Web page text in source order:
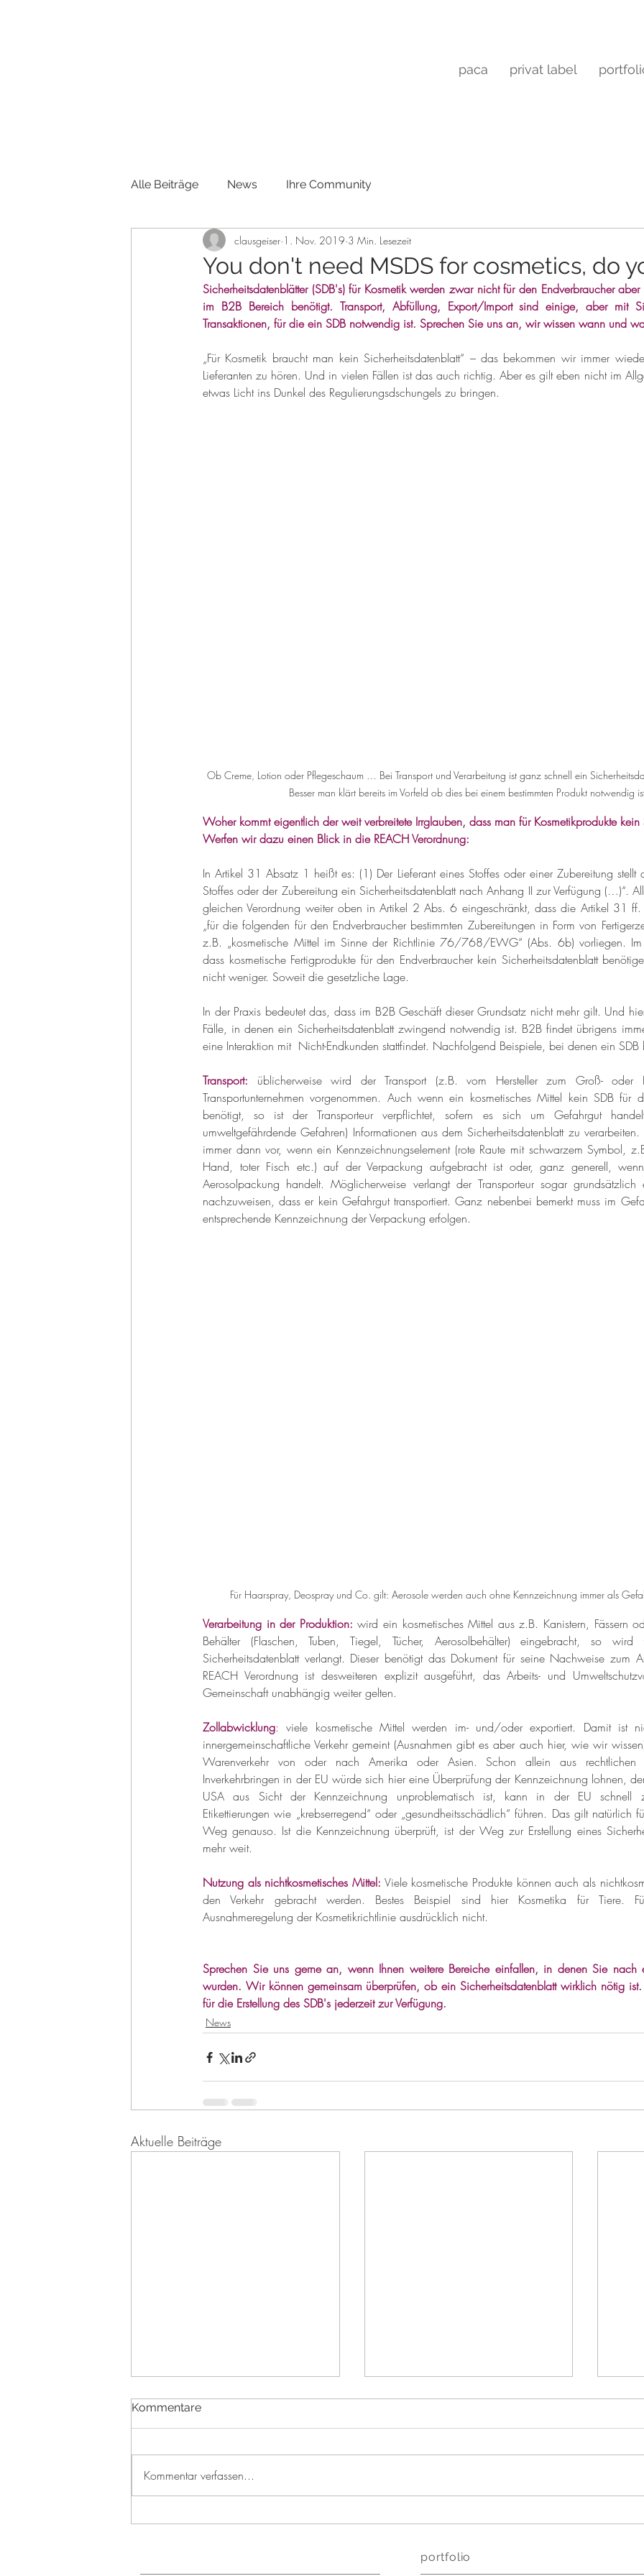
paca privat label
Alle Beiträge News Ihre Community
You don't need MSDS for cosmetics, do
clausgeiser 1. Nov. 2019 3 Min. Lesezeit
Sicherheitsdatenblätter (SDB's) für Kosmetik werden zwar nicht für den Endverbraucher
im B2B Bereich benötigt. Transport, Abfüllung, Export/Import sind einige, aber mit
Transaktionen, für die ein SDB notwendig ist. Sprechen Sie uns an, wir wissen wann und
„Für Kosmetik braucht man kein Sicherheitsdatenblatt“ – das bekommen wir immer
Lieferanten zu hören. Und in vielen Fällen ist das auch richtig. Aber es gilt eben nicht im
etwas Licht ins Dunkel des Regulierungsdschungels zu bringen.
Ob Creme, Lotion oder Pflegeschaum … Bei Transport und Verarbeitung ist ganz schnell ein
Besser man klärt bereits im Vorfeld ob dies bei einem bestimmten Produkt notwendig
Woher kommt eigentlich der weit verbreitete Irrglauben, dass man für Kosmetikprodukte kein
Werfen wir dazu einen Blick in die REACH Verordnung:
In Artikel 31 Absatz 1 heißt es: (1) Der Lieferant eines Stoffes oder einer Zubereitung stellt
Stoffes oder der Zubereitung ein Sicherheitsdatenblatt nach Anhang II zur Verfügung (…)“.
gleichen Verordnung weiter oben in Artikel 2 Abs. 6 eingeschränkt, dass die Artikel 31
„für die folgenden für den Endverbraucher bestimmten Zubereitungen in Form von
z.B. „kosmetische Mittel im Sinne der Richtlinie 76/768/EWG“ (Abs. 6b) vorliegen. Im
dass kosmetische Fertigprodukte für den Endverbraucher kein Sicherheits­daten­blatt
nicht weniger. Soweit die gesetzliche Lage.
In der Praxis bedeutet das, dass im B2B Geschäft dieser Grundsatz nicht mehr gilt. Und
Fälle, in denen ein Sicherheitsdatenblatt zwingend notwendig ist. B2B findet übrigens
eine Interaktion mit  Nicht-Endkunden stattfindet. Nachfolgend Beispiele, bei denen ein
Transport:
üblicherweise wird der Transport (z.B. vom Hersteller zum Groß- oder
Transportunternehmen vorgenommen. Auch wenn ein kosmetisches Mittel kein SDB für
benötigt, so ist der Transporteur verpflichtet, sofern es sich um Gefahrgut
umweltgefährdende Gefahren) Informationen aus dem Sicherheitsdatenblatt zu
immer dann vor, wenn ein Kennzeichnungselement (rote Raute mit schwarzem Symbol,
Hand, toter Fisch etc.) auf der Verpackung aufgebracht ist oder, ganz generell,
Aerosolpackung handelt. Möglicherweise verlangt der Transporteur sogar
nachzuweisen, dass er kein Gefahrgut transportiert. Ganz nebenbei bemerkt muss im
entsprechende Kennzeichnung der Verpackung erfolgen.
Für Haarspray, Deospray und Co. gilt: Aerosole werden auch ohne Kennzeichnung immer als
Verarbeitung in der Produktion: wird ein kosmetisches Mittel aus z.B. Kanistern, Fässern
Behälter (Flaschen, Tuben, Tiegel, Tücher, Aerosolbehälter) eingebracht, so
Sicherheitsdatenblatt verlangt. Dieser benötigt das Dokument für seine Nachweise zum
REACH Verordnung ist desweiteren explizit ausgeführt, das Arbeits- und
Gemeinschaft unabhängig weiter gelten.
Zollabwicklung: viele kosmetische Mittel werden im- und/oder exportiert. Damit ist
innergemeinschaftliche Verkehr gemeint (Ausnahmen gibt es aber auch hier, wie wir
Warenverkehr von oder nach Amerika oder Asien. Schon allein aus
Inverkehrbringen in der EU würde sich hier eine Überprüfung der Kennzeichnung lohnen,
USA aus Sicht der Kennzeichnung unproblematisch ist, kann in der EU schnell
Etikettierungen wie „krebserregend“ oder „gesundheitsschädlich“ führen. Das gilt natürlich
Weg genauso. Ist die Kennzeichnung überprüft, ist der Weg zur Erstellung eines
mehr weit.
Nutzung als nichtkosmetisches Mittel: Viele kosmetische Produkte können auch als
den Verkehr gebracht werden. Bestes Beispiel sind hier Kosmetika für Tiere.
Ausnahmeregelung der Kosmetikrichtlinie ausdrücklich nicht.
Sprechen Sie uns gerne an, wenn Ihnen weitere Bereiche einfallen, in denen Sie nach
wurden. Wir können gemeinsam überprüfen, ob ein Sicherheitsdatenblatt wirklich nötig
für die Erstellung des SDB's jederzeit zur Verfügung.
News
Aktuelle Beiträge
Kommentare
Kommentar verfassen...
portfolio